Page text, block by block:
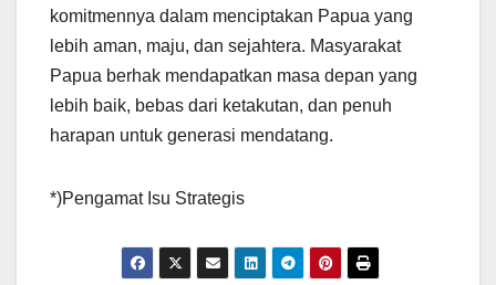
komitmennya dalam menciptakan Papua yang
lebih aman, maju, dan sejahtera. Masyarakat
Papua berhak mendapatkan masa depan yang
lebih baik, bebas dari ketakutan, dan penuh
harapan untuk generasi mendatang.
*)Pengamat Isu Strategis